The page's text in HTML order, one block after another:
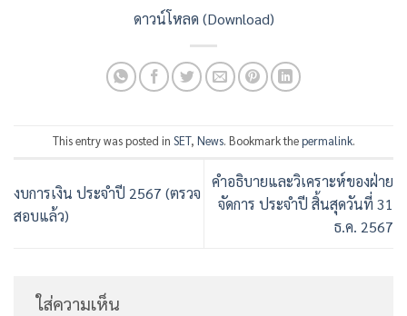
ดาวน์โหลด (Download)
This entry was posted in SET, News. Bookmark thepermalink.
งบการเงิน ประจำปี 2567 (ตรวจ
สอบแล้ว)
คำอธิบายและวิเคราะห์ของฝ่าย
จัดการ ประจำปี สิ้นสุดวันที่ 31
ธ.ค. 2567
ใส่ความเห็น